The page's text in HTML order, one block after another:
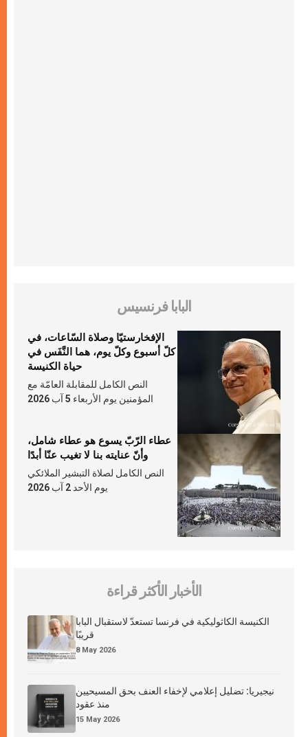
البابا فرنسيس
الإفخارستيّا وصلاة السّاعات، في
كلّ أسبوع وكلّ يوم، هما النَّفَس في
حياة الكنيسة
النص الكامل للمقابلة العامّة مع
المؤمنين يوم الأربعاء 5 آب 2026
عطاء الرّبّ يسوع هو عطاء شامل،
وأنّ عنايته بنا لا تغيب عنّا أبدًا
النص الكامل لصلاة التبشير الملائكي
يوم الأحد 2 آب 2026
الأخبار الأكثر قراءة
الكنيسة الكاثوليكية في فرنسا تستعدّ لاستقبال البابا
قريبًا
8 May 2026
نيجيريا: تضليل إعلامي لإخفاء العنف بحق المسيحيين
منذ عقود
15 May 2026